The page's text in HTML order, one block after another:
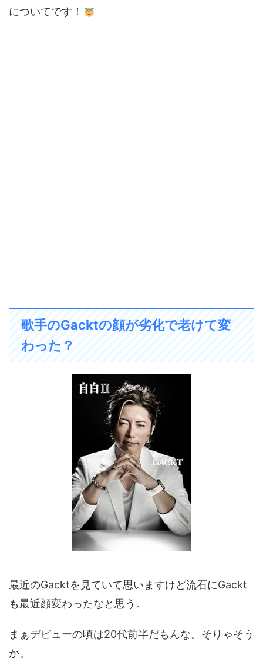
についてです！
歌手のGacktの顔が劣化で老けて変
わった？
最近のGacktを見ていて思いますけど流石にGackt
も最近顔変わったなと思う。
まぁデビューの頃は20代前半だもんな。そりゃそう
か。